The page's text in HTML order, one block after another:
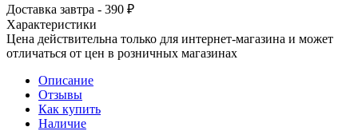
Доставка завтра - 390 ₽
Характеристики
Цена действительна только для интернет-магазина и может
отличаться от цен в розничных магазинах
Описание
Отзывы
Как купить
Наличие